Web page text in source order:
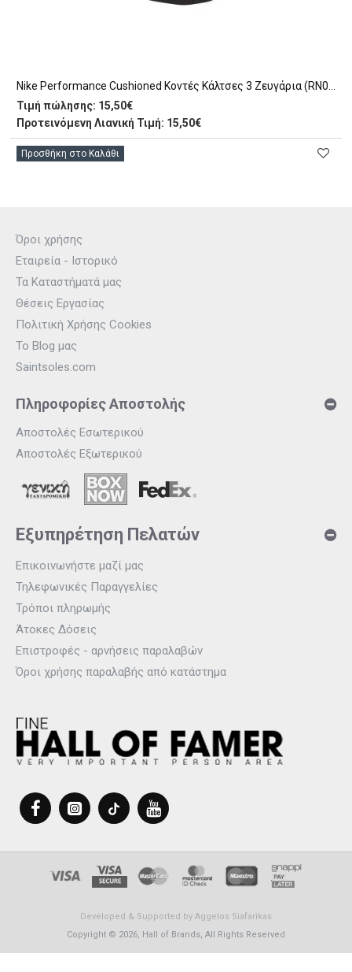
Τιμή πώλησης: 15,50€
Προτεινόμενη Λιανική Τιμή: 15,50€
Προσθήκη στο Καλάθι
Όροι χρήσης
Εταιρεία - Ιστορικό
Τα Καταστήματά μας
Θέσεις Εργασίας
Πολιτική Χρήσης Cookies
Το Blog μας
Saintsoles.com
Πληροφορίες Αποστολής
Αποστολές Εσωτερικού
Αποστολές Εξωτερικού
Εξυπηρέτηση Πελατών
Επικοινωνήστε μαζί μας
Τηλεφωνικές Παραγγελίες
Τρόποι πληρωμής
Άτοκες Δόσεις
Επιστροφές - αρνήσεις παραλαβών
Όροι χρήσης παραλαβής από κατάστημα
Developed & Supported by Aggelos Siafarikas
Copyright © 2026, Hall of Brands, All Rights Reserved